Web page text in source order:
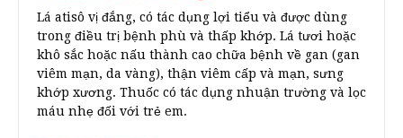
Lá atisô vị đắng, có tác dụng lợi tiểu và được dùng
trong điều trị bệnh phù và thấp khớp. Lá tươi hoặc
khô sắc hoặc nấu thành cao chữa bệnh về gan (gan
viêm mạn, da vàng), thận viêm cấp và mạn, sưng
khớp xương. Thuốc có tác dụng nhuận trường và lọc
máu nhẹ đối với trẻ em.